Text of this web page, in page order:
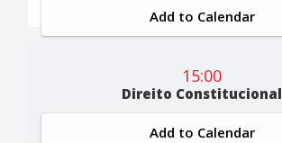
Add to Calendar
15:00
Direito Constitucional
Add to Calendar